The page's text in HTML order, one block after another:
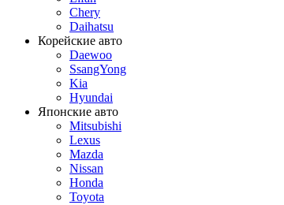
Chery
Daihatsu
Корейские авто
Daewoo
SsangYong
Kia
Hyundai
Японские авто
Mitsubishi
Lexus
Mazda
Nissan
Honda
Toyota